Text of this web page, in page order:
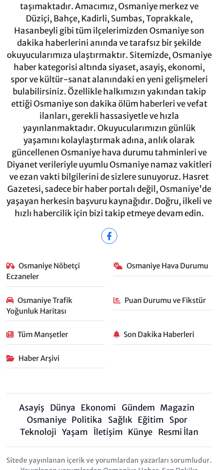
taşımaktadır. Amacımız, Osmaniye merkez ve
Düziçi, Bahçe, Kadirli, Sumbas, Toprakkale,
Hasanbeyli gibi tüm ilçelerimizden Osmaniye son
dakika haberlerini anında ve tarafsız bir şekilde
okuyucularımıza ulaştırmaktır. Sitemizde, Osmaniye
haber kategorisi altında siyaset, asayiş, ekonomi,
spor ve kültür-sanat alanındaki en yeni gelişmeleri
bulabilirsiniz. Özellikle halkımızın yakından takip
ettiği Osmaniye son dakika ölüm haberleri ve vefat
ilanları, gerekli hassasiyetle ve hızla
yayınlanmaktadır. Okuyucularımızın günlük
yaşamını kolaylaştırmak adına, anlık olarak
güncellenen Osmaniye hava durumu tahminleri ve
Diyanet verileriyle uyumlu Osmaniye namaz vakitleri
ve ezan vakti bilgilerini de sizlere sunuyoruz. Hasret
Gazetesi, sadece bir haber portalı değil, Osmaniye'de
yaşayan herkesin başvuru kaynağıdır. Doğru, ilkeli ve
hızlı habercilik için bizi takip etmeye devam edin.
Osmaniye Nöbetçi
Eczaneler
Osmaniye Hava Durumu
Osmaniye Trafik
Yoğunluk Haritası
Puan Durumu ve Fikstür
Tüm Manşetler Son Dakika Haberleri
Haber Arşivi
Asayiş Dünya Ekonomi Gündem Magazin
Osmaniye Politika Sağlık Eğitim
Spor
Teknoloji Yaşam İletişim Künye Resmi İlan
Sitede yayınlanan içerik ve yorumlardan yazarları sorumludur.